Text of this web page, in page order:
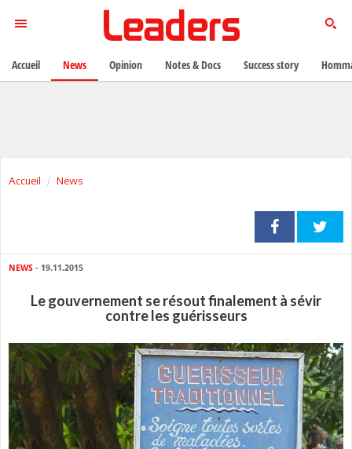
Accueil News
NEWS - 19.11.2015
Le gouvernement se résout finalement à sévir
contre les guérisseurs
Accueil News Opinion Notes & Docs Success story